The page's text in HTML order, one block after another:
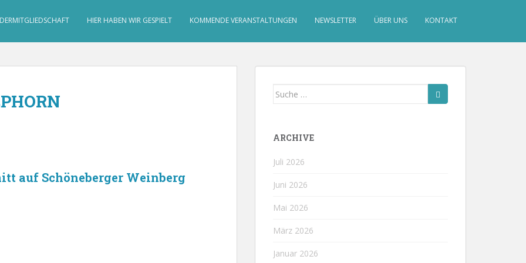
HIER HABEN WIR GESPIELT KOMMENDE VERANSTALTUNGEN NEWSLETTER ÜBER UNS KONTAKT
auf Schöneberger Weinberg
Suche
ARCHIVE
Juli 2026
Juni 2026
Mai 2026
März 2026
Januar 2026